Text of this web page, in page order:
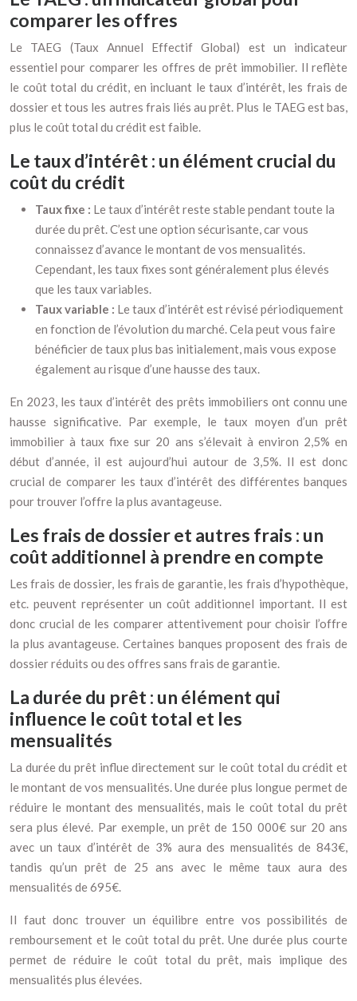
comparer les offres
Le TAEG (Taux Annuel Effectif Global) est un indicateur
essentiel pour comparer les offres de prêt immobilier. Il reflète
le coût total du crédit, en incluant le taux d’intérêt, les frais de
dossier et tous les autres frais liés au prêt. Plus le TAEG est bas,
plus le coût total du crédit est faible.
Le taux d’intérêt : un élément crucial du
coût du crédit
Taux fixe : Le taux d’intérêt reste stable pendant toute la
durée du prêt. C’est une option sécurisante, car vous
connaissez d’avance le montant de vos mensualités.
Cependant, les taux fixes sont généralement plus élevés
que les taux variables.
Taux variable : Le taux d’intérêt est révisé périodiquement
en fonction de l’évolution du marché. Cela peut vous faire
bénéficier de taux plus bas initialement, mais vous expose
également au risque d’une hausse des taux.
En 2023, les taux d’intérêt des prêts immobiliers ont connu une
hausse significative. Par exemple, le taux moyen d’un prêt
immobilier à taux fixe sur 20 ans s’élevait à environ 2,5% en
début d’année, il est aujourd’hui autour de 3,5%. Il est donc
crucial de comparer les taux d’intérêt des différentes banques
pour trouver l’offre la plus avantageuse.
Les frais de dossier et autres frais : un
coût additionnel à prendre en compte
Les frais de dossier, les frais de garantie, les frais d’hypothèque,
etc. peuvent représenter un coût additionnel important. Il est
donc crucial de les comparer attentivement pour choisir l’offre
la plus avantageuse. Certaines banques proposent des frais de
dossier réduits ou des offres sans frais de garantie.
La durée du prêt : un élément qui
influence le coût total et les
mensualités
La durée du prêt influe directement sur le coût total du crédit et
le montant de vos mensualités. Une durée plus longue permet de
réduire le montant des mensualités, mais le coût total du prêt
sera plus élevé. Par exemple, un prêt de 150 000€ sur 20 ans
avec un taux d’intérêt de 3% aura des mensualités de 843€,
tandis qu’un prêt de 25 ans avec le même taux aura des
mensualités de 695€.
Il faut donc trouver un équilibre entre vos possibilités de
remboursement et le coût total du prêt. Une durée plus courte
permet de réduire le coût total du prêt, mais implique des
mensualités plus élevées.